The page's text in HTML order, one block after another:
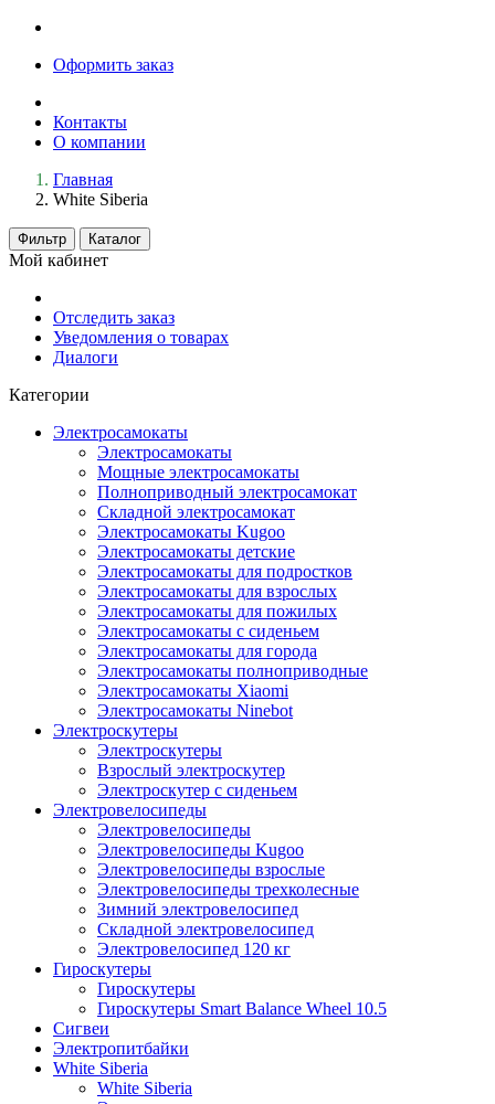
Оформить заказ
Контакты
О компании
Главная
White Siberia
Фильтр Каталог
Мой кабинет
Отследить заказ
Уведомления о товарах
Диалоги
Категории
Электросамокаты
Электросамокаты
Мощные электросамокаты
Полноприводный электросамокат
Складной электросамокат
Электросамокаты Kugoo
Электросамокаты детские
Электросамокаты для подростков
Электросамокаты для взрослых
Электросамокаты для пожилых
Электросамокаты с сиденьем
Электросамокаты для города
Электросамокаты полноприводные
Электросамокаты Xiaomi
Электросамокаты Ninebot
Электроскутеры
Электроскутеры
Взрослый электроскутер
Электроскутер с сиденьем
Электровелосипеды
Электровелосипеды
Электровелосипеды Kugoo
Электровелосипеды взрослые
Электровелосипеды трехколесные
Зимний электровелосипед
Складной электровелосипед
Электровелосипед 120 кг
Гироскутеры
Гироскутеры
Гироскутеры Smart Balance Wheel 10.5
Сигвеи
Электропитбайки
White Siberia
White Siberia